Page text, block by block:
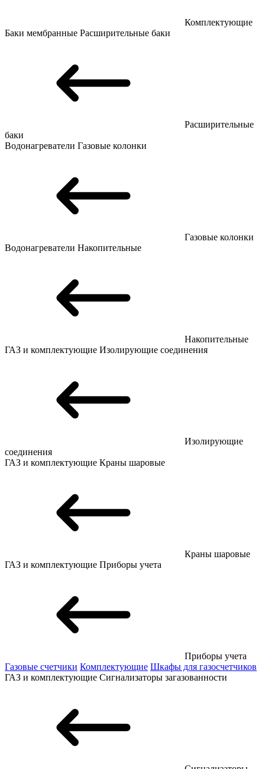
Комплектующие
Баки мембранные Расширительные баки
Расширительные
баки
Водонагреватели Газовые колонки
Газовые колонки
Водонагреватели Накопительные
Накопительные
ГАЗ и комплектующие Изолирующие соединения
Изолирующие
соединения
ГАЗ и комплектующие Краны шаровые
Краны шаровые
ГАЗ и комплектующие Приборы учета
Приборы учета
Газовые счетчики Комплектующие Шкафы для газосчетчиков
ГАЗ и комплектующие Сигнализаторы загазованности